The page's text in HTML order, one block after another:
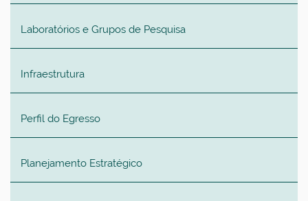
Laboratórios e Grupos de Pesquisa
Infraestrutura
Perfil do Egresso
Planejamento Estratégico